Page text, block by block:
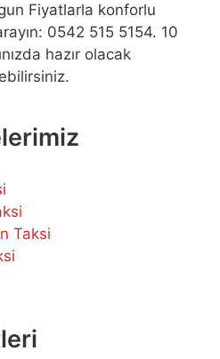
Fiyatlarla konforlu
0542 515 5154. 10
hazır olacak
Taksi